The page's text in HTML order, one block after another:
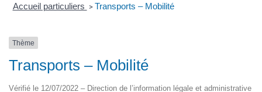
Accueil particuliers > Transports – Mobilité
Thème
Transports – Mobilité
Vérifié le 12/07/2022 – Direction de l’information légale et administrative